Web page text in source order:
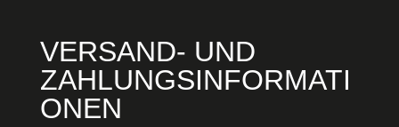
VERSAND- UND
ZAHLUNGSINFORMATI
ONEN